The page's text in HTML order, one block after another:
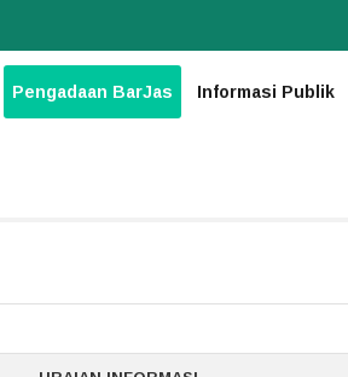
Pengadaan BarJas Informasi Publik